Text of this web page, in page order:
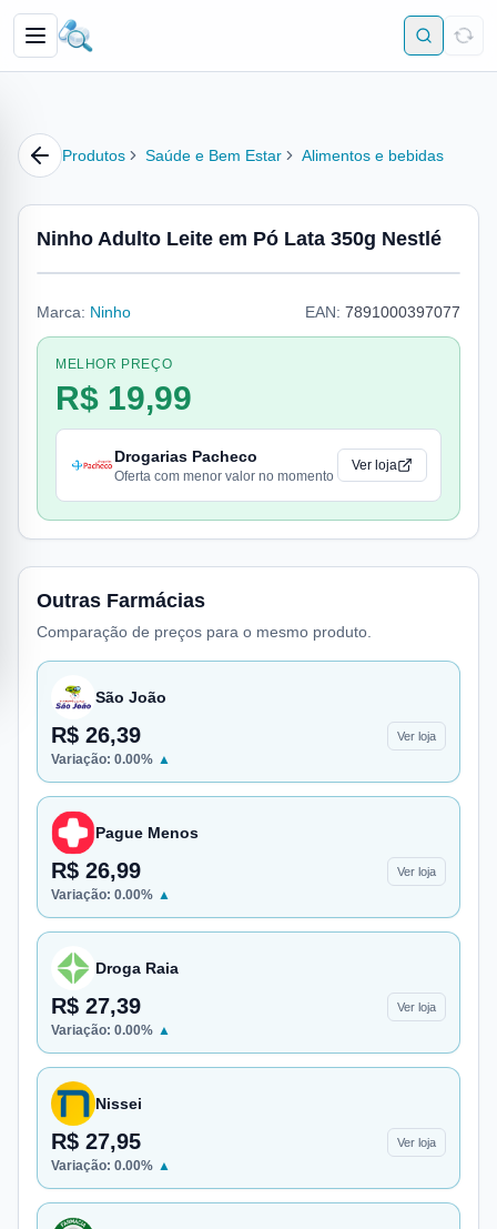
Produtos Saúde e Bem Estar Alimentos e bebidas
Ninho Adulto Leite em Pó Lata 350g Nestlé
Marca: Ninho EAN: 7891000397077
MELHOR PREÇO
R$ 19,99
Drogarias Pacheco
Oferta com menor valor no momento
Ver loja
Outras Farmácias
Comparação de preços para o mesmo produto.
São João
R$ 26,39 Ver loja
Variação: 0.00% ▲
Pague Menos
R$ 26,99 Ver loja
Variação: 0.00% ▲
Droga Raia
R$ 27,39 Ver loja
Variação: 0.00% ▲
Nissei
R$ 27,95 Ver loja
Variação: 0.00% ▲